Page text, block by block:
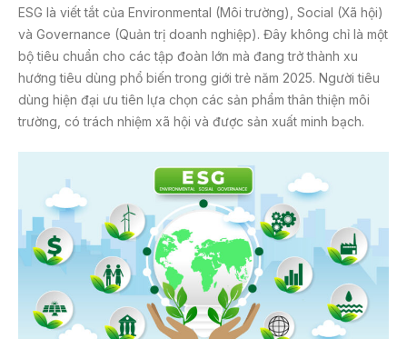
ESG là viết tắt của Environmental (Môi trường), Social (Xã hội)
và Governance (Quản trị doanh nghiệp). Đây không chỉ là một
bộ tiêu chuẩn cho các tập đoàn lớn mà đang trở thành xu
hướng tiêu dùng phổ biến trong giới trẻ năm 2025. Người tiêu
dùng hiện đại ưu tiên lựa chọn các sản phẩm thân thiện môi
trường, có trách nhiệm xã hội và được sản xuất minh bạch.